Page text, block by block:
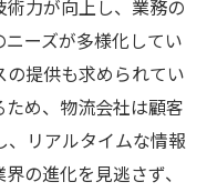
力が向上し、業務の
ーズが多様化してい
提供も求められてい
め、物流会社は顧客
、リアルタイムな情報
の進化を見逃さず、